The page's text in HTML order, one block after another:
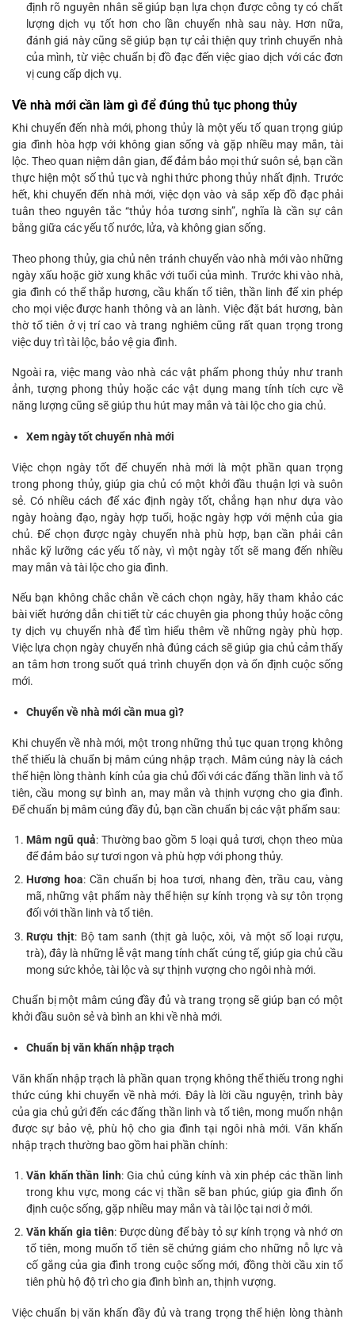
định rõ nguyên nhân sẽ giúp bạn lựa chọn được công ty có chất
lượng dịch vụ tốt hơn cho lần chuyển nhà sau này. Hơn nữa,
đánh giá này cũng sẽ giúp bạn tự cải thiện quy trình chuyển nhà
của mình, từ việc chuẩn bị đồ đạc đến việc giao dịch với các đơn
vị cung cấp dịch vụ.
Về nhà mới cần làm gì để đúng thủ tục phong thủy
Khi chuyển đến nhà mới, phong thủy là một yếu tố quan trọng giúp
gia đình hòa hợp với không gian sống và gặp nhiều may mắn, tài
lộc. Theo quan niệm dân gian, để đảm bảo mọi thứ suôn sẻ, bạn cần
thực hiện một số thủ tục và nghi thức phong thủy nhất định. Trước
hết, khi chuyển đến nhà mới, việc dọn vào và sắp xếp đồ đạc phải
tuân theo nguyên tắc “thủy hỏa tương sinh”, nghĩa là cần sự cân
bằng giữa các yếu tố nước, lửa, và không gian sống.
Theo phong thủy, gia chủ nên tránh chuyển vào nhà mới vào những
ngày xấu hoặc giờ xung khắc với tuổi của mình. Trước khi vào nhà,
gia đình có thể thắp hương, cầu khấn tổ tiên, thần linh để xin phép
cho mọi việc được hanh thông và an lành. Việc đặt bát hương, bàn
thờ tổ tiên ở vị trí cao và trang nghiêm cũng rất quan trọng trong
việc duy trì tài lộc, bảo vệ gia đình.
Ngoài ra, việc mang vào nhà các vật phẩm phong thủy như tranh
ảnh, tượng phong thủy hoặc các vật dụng mang tính tích cực về
năng lượng cũng sẽ giúp thu hút may mắn và tài lộc cho gia chủ.
Xem ngày tốt chuyển nhà mới
Việc chọn ngày tốt để chuyển nhà mới là một phần quan trọng
trong phong thủy, giúp gia chủ có một khởi đầu thuận lợi và suôn
sẻ. Có nhiều cách để xác định ngày tốt, chẳng hạn như dựa vào
ngày hoàng đạo, ngày hợp tuổi, hoặc ngày hợp với mệnh của gia
chủ. Để chọn được ngày chuyển nhà phù hợp, bạn cần phải cân
nhắc kỹ lưỡng các yếu tố này, vì một ngày tốt sẽ mang đến nhiều
may mắn và tài lộc cho gia đình.
Nếu bạn không chắc chắn về cách chọn ngày, hãy tham khảo các
bài viết hướng dẫn chi tiết từ các chuyên gia phong thủy hoặc công
ty dịch vụ chuyển nhà để tìm hiểu thêm về những ngày phù hợp.
Việc lựa chọn ngày chuyển nhà đúng cách sẽ giúp gia chủ cảm thấy
an tâm hơn trong suốt quá trình chuyển dọn và ổn định cuộc sống
mới.
Chuyển về nhà mới cần mua gì?
Khi chuyển về nhà mới, một trong những thủ tục quan trọng không
thể thiếu là chuẩn bị mâm cúng nhập trạch. Mâm cúng này là cách
thể hiện lòng thành kính của gia chủ đối với các đấng thần linh và tổ
tiên, cầu mong sự bình an, may mắn và thịnh vượng cho gia đình.
Để chuẩn bị mâm cúng đầy đủ, bạn cần chuẩn bị các vật phẩm sau:
Mâm ngũ quả: Thường bao gồm 5 loại quả tươi, chọn theo mùa
để đảm bảo sự tươi ngon và phù hợp với phong thủy.
Hương hoa: Cần chuẩn bị hoa tươi, nhang đèn, trầu cau, vàng
mã, những vật phẩm này thể hiện sự kính trọng và sự tôn trọng
đối với thần linh và tổ tiên.
Rượu thịt: Bộ tam sanh (thịt gà luộc, xôi, và một số loại rượu,
trà), đây là những lễ vật mang tính chất cúng tế, giúp gia chủ cầu
mong sức khỏe, tài lộc và sự thịnh vượng cho ngôi nhà mới.
Chuẩn bị một mâm cúng đầy đủ và trang trọng sẽ giúp bạn có một
khởi đầu suôn sẻ và bình an khi về nhà mới.
Chuẩn bị văn khấn nhập trạch
Văn khấn nhập trạch là phần quan trọng không thể thiếu trong nghi
thức cúng khi chuyển về nhà mới. Đây là lời cầu nguyện, trình bày
của gia chủ gửi đến các đấng thần linh và tổ tiên, mong muốn nhận
được sự bảo vệ, phù hộ cho gia đình tại ngôi nhà mới. Văn khấn
nhập trạch thường bao gồm hai phần chính:
Văn khấn thần linh: Gia chủ cúng kính và xin phép các thần linh
trong khu vực, mong các vị thần sẽ ban phúc, giúp gia đình ổn
định cuộc sống, gặp nhiều may mắn và tài lộc tại nơi ở mới.
Văn khấn gia tiên: Được dùng để bày tỏ sự kính trọng và nhớ ơn
tổ tiên, mong muốn tổ tiên sẽ chứng giám cho những nỗ lực và
cố gắng của gia đình trong cuộc sống mới, đồng thời cầu xin tổ
tiên phù hộ độ trì cho gia đình bình an, thịnh vượng.
Việc chuẩn bị văn khấn đầy đủ và trang trọng thể hiện lòng thành